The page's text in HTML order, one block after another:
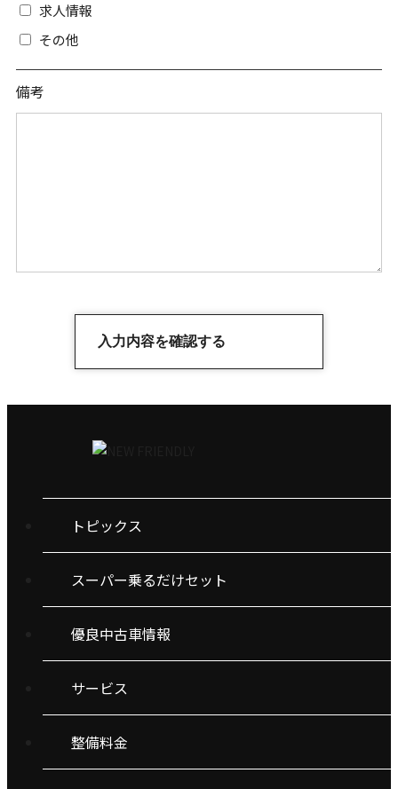
求人情報
その他
備考
トピックス
スーパー乗るだけセット
優良中古車情報
サービス
整備料金